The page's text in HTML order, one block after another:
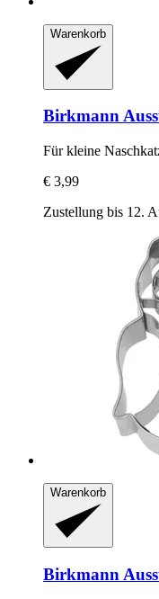
Warenkorb
Birkmann
Für kleine
€ 3,99
Zustellung bis 12.
Warenkorb
Birkmann